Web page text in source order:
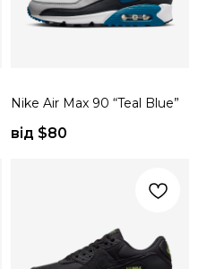
Nike Air Max 90 “Teal Blue”
від $80